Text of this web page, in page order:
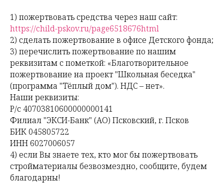
1) пожертвовать средства через наш сайт:
https://child-pskov.ru/page6518676html
2) сделать пожертвование в офисе Детского фонда;
3) перечислить пожертвование по нашим
реквизитам с пометкой: «Благотворительное
пожертвование на проект "Школьная беседка"
(программа "Тёплый дом"). НДС – нет».
Наши реквизиты:
Р/с 40703810600000000141
Филиал "ЭКСИ-Банк" (АО) Псковский, г. Псков
БИК 045805722
ИНН 6027006057
4) если Вы знаете тех, кто мог бы пожертвовать
стройматериалы безвозмездно, сообщите, будем
благодарны!